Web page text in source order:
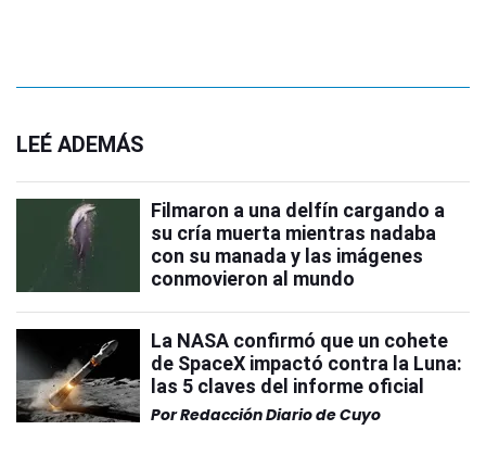
LEÉ ADEMÁS
Filmaron a una delfín cargando a
su cría muerta mientras nadaba
con su manada y las imágenes
conmovieron al mundo
La NASA confirmó que un cohete
de SpaceX impactó contra la Luna:
las 5 claves del informe oficial
PorRedacción Diario de Cuyo